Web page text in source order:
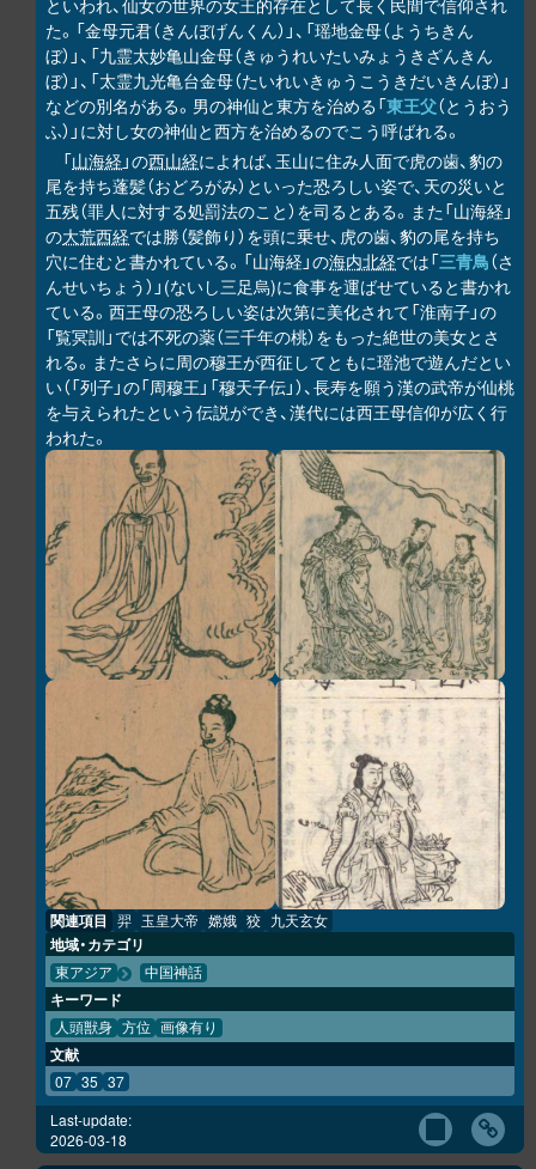
といわれ、仙女の世界の女王的存在として長く民間で信仰され
た。「金母元君（きんぼげんくん）」、「瑶地金母（ようちきん
ぼ）」、「九霊太妙亀山金母（きゅうれいたいみょうきざんきん
ぼ）」、「太霊九光亀台金母（たいれいきゅうこうきだいきんぼ）」
などの別名がある。男の神仙と東方を治める「東王父（とうおう
ふ）」に対し女の神仙と西方を治めるのでこう呼ばれる。
「山海経 」の西山経によれば、玉山に住み人面で虎の歯、豹の
尾を持ち蓬髪（おどろがみ）といった恐ろしい姿で、天の災いと
五残（罪人に対する処罰法のこと）を司るとある。また「山海経」
の大荒西経では勝（髪飾り）を頭に乗せ、虎の歯、豹の尾を持ち
穴に住むと書かれている。「山海経」の海内北経では「三青鳥（さ
んせいちょう）」(ないし三足烏)に食事を運ばせていると書かれ
ている。西王母の恐ろしい姿は次第に美化されて「淮南子」の
「覧冥訓」では不死の薬（三千年の桃）をもった絶世の美女とさ
れる。またさらに周の穆王が西征してともに瑶池で遊んだとい
い（「列子」の「周穆王」「穆天子伝」）、長寿を願う漢の武帝が仙桃
を与えられたという伝説ができ、漢代には西王母信仰が広く行
われた。
関連項目 羿 玉皇大帝 嫦娥 狡 九天玄女
地域・カテゴリ
東アジア 中国神話
キーワード
人頭獣身 方位 画像有り
文献
07 35 37
Last-update:
2026-03-18